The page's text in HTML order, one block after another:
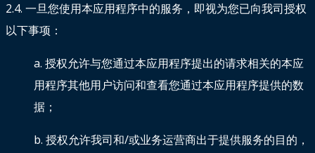
2.4. 一旦您使用本应用程序中的服务，即视为您已向我司授权
以下事项：
a. 授权允许与您通过本应用程序提出的请求相关的本应
用程序其他用户访问和查看您通过本应用程序提供的数
据；
b. 授权允许我司和/或业务运营商出于提供服务的目的，